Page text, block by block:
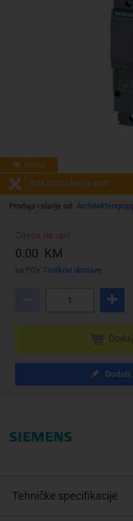
Online
Rok isporuke na upit!
Prodaja i slanje od:
Cijena na upit
0.00 KM
sa PDV Troškovi dostave
Dodati
Tehničke specifikacije